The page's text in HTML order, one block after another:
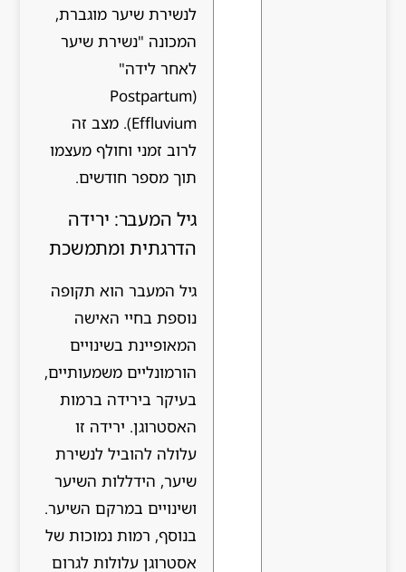
לנשירת שיער מוגברת,
המכונה "נשירת שיער
לאחר לידה"
(Postpartum
Effluvium). מצב זה
לרוב זמני וחולף מעצמו
תוך מספר חודשים.
גיל המעבר: ירידה
הדרגתית ומתמשכת
גיל המעבר הוא תקופה
נוספת בחיי האישה
המאופיינת בשינויים
הורמונליים משמעותיים,
בעיקר בירידה ברמות
האסטרוגן. ירידה זו
עלולה להוביל לנשירת
שיער, הידללות השיער
ושינויים במרקם השיער.
בנוסף, רמות נמוכות של
אסטרוגן עלולות לגרום